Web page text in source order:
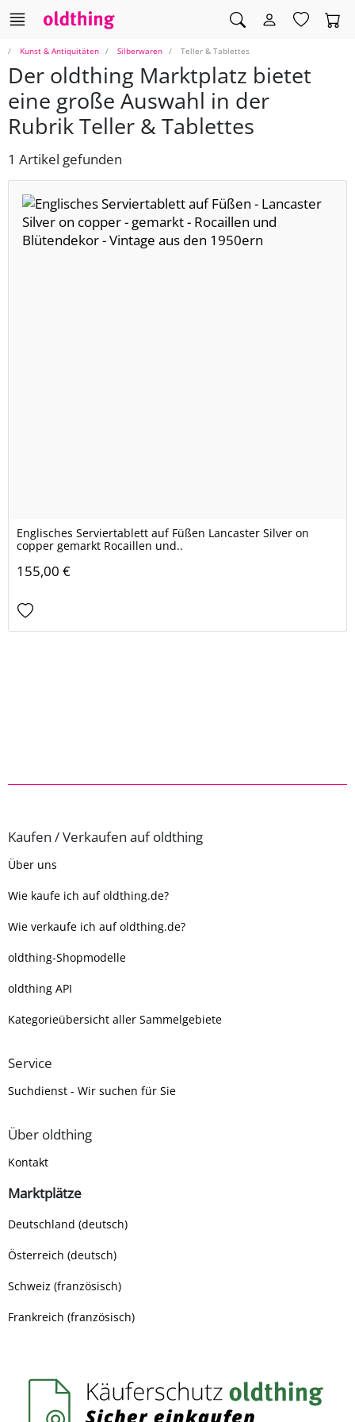
Kunst & Antiquitäten Silberwaren Teller & Tablettes
Der oldthing Marktplatz bietet
eine große Auswahl in der
Rubrik Teller & Tablettes
1 Artikel gefunden
Englisches Serviertablett auf Füßen Lancaster Silver on
copper gemarkt Rocaillen und..
155,00 €
Kaufen / Verkaufen auf oldthing
Über uns
Wie kaufe ich auf oldthing.de?
Wie verkaufe ich auf oldthing.de?
oldthing-Shopmodelle
oldthing API
Kategorieübersicht aller Sammelgebiete
Service
Suchdienst - Wir suchen für Sie
Über oldthing
Kontakt
Marktplätze
Deutschland (deutsch)
Österreich (deutsch)
Schweiz (französisch)
Frankreich (französisch)